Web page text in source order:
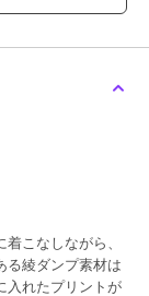
こなしながら、
る綾ダンプ素材は
入れたプリントが